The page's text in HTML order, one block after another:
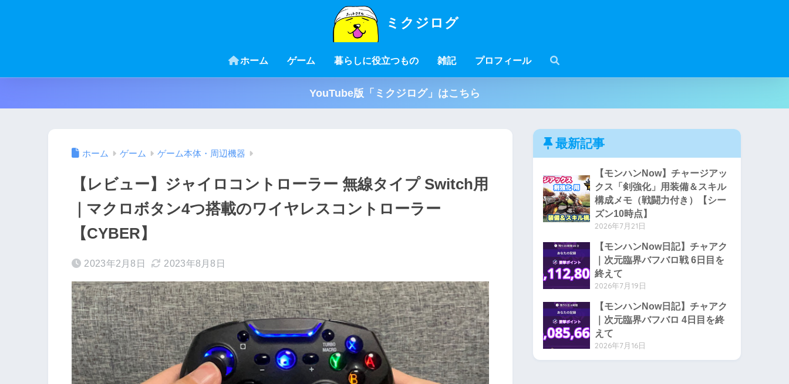
ミクジログ
ホーム ゲーム 暮らしに役立つもの 雑記 プロフィール
YouTube版「ミクジログ」はこちら
ホーム ゲーム ゲーム本体・周辺機器
【レビュー】ジャイロコントローラー 無線タイプ Switch用
｜マクロボタン4つ搭載のワイヤレスコントローラー
【CYBER】
2023年2月8日 2023年8月8日
最新記事
【モンハンNow】チャージアッ
クス「剣強化」用装備＆スキル
構成メモ（戦闘力付き）【シー
ズン10時点】
2026年7月21日
【モンハンNow日記】チャアク
｜次元臨界バフバロ戦 6日目を
終えて
2026年7月19日
【モンハンNow日記】チャアク
｜次元臨界バフバロ 4日目を終
えて
2026年7月16日